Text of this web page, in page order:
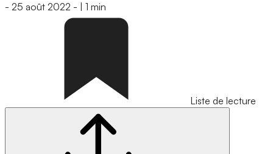
- 25 août 2022 - 1 min
Liste de lecture